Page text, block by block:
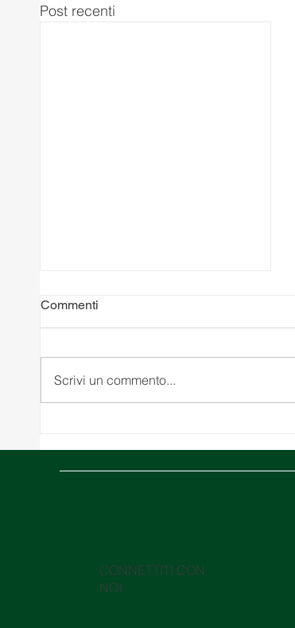
Post recenti
Commenti
Scrivi un commento...
CONNETTITI CON
NOI